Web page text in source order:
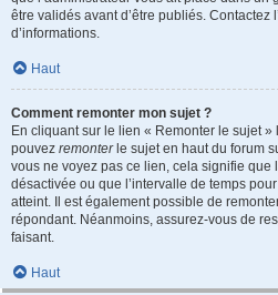
être validés avant d’être publiés. Contactez
d’informations.
Haut
Comment remonter mon sujet ?
En cliquant sur le lien « Remonter le sujet
pouvez remonterle sujet en haut du forum
vous ne voyez pas ce lien, cela signifie que
désactivée ou que l’intervalle de temps
atteint. Il est également possible de
répondant. Néanmoins, assurez-vous de
faisant.
Haut